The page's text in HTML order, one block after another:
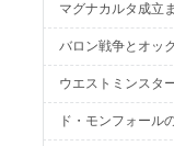
マグナカルタ成立
バロン戦争とオッ
ウエストミンスタ
ド・モンフォール